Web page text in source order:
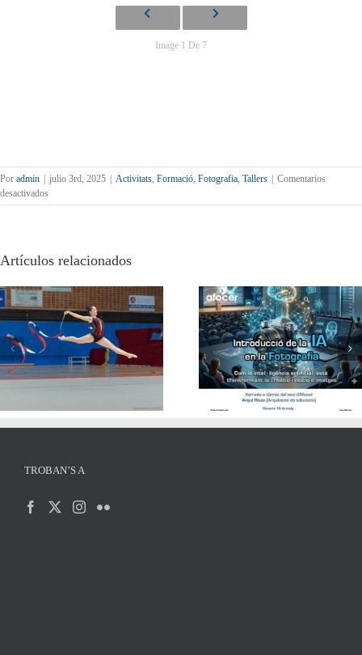
Image 1 De 7
Por admin | julio 3rd, 2025 | Activitats Formació Fotografia Tallers | Comentarios
desactivados
Taller
Juanjo
Artículos relacionados
La Intel·ligència Artificial i la
fotografia, protagonistes
d’una interessant xerrada a
AFOCER
Tornen les Youth
Montphoto
TROBAN’S A